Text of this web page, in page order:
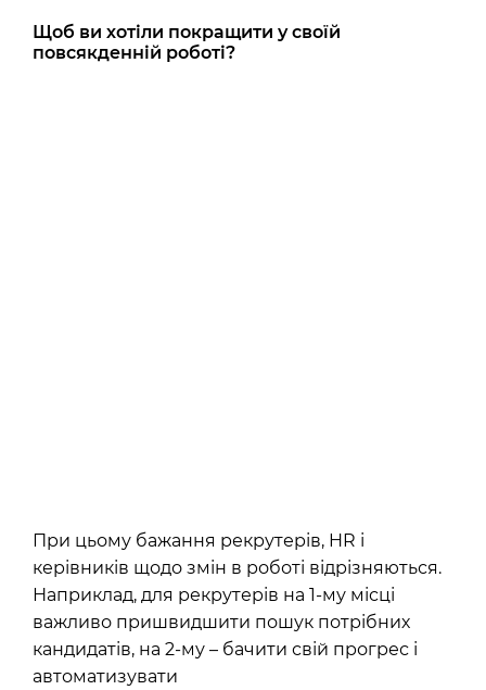
Щоб ви хотіли покращити у своїй
повсякденній роботі?
При цьому бажання рекрутерів, HR і
керівників щодо змін в роботі відрізняються.
Наприклад, для рекрутерів на 1-му місці
важливо пришвидшити пошук потрібних
кандидатів, на 2-му – бачити свій прогрес і
автоматизувати